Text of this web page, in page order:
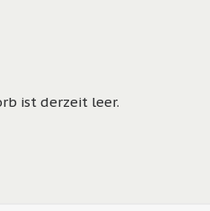
ist derzeit leer.